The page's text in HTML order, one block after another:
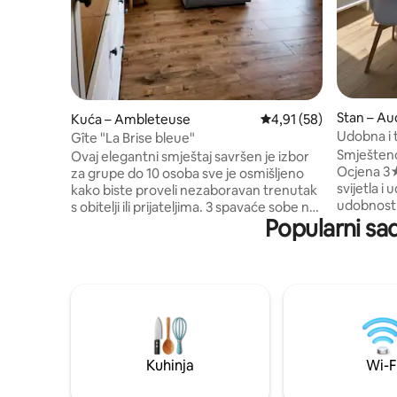
Kuća – Ambleteuse Prosječna ocjena:
4,91 (58)
Gîte "La Brise bleue"
Ovaj elegantni smještaj savršen je izbor
za grupe do 10 osoba sve je osmišljeno
kako biste proveli nezaboravan trenutak
s obitelji ili prijateljima. 3 spavaće sobe na
katu za 6 osoba (6 kreveta za jednu
osobu ) . Do poda se dolazi stepenicama
kućica u potpunosti otvorena prema van
s dobro izloženim i sunčanim vrtom,
Farniente je zajamčena!
Stan –
Udobna i
Ocjena
svijetla i
udobno
na
Popularni
Kuhinja Wi-